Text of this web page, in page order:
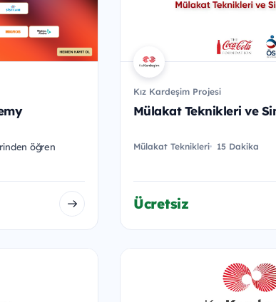
öğren
Kız Kardeşim Projesi
Mülakat Teknikleri ve
Mülakat Teknikleri 15 Dakika
Ücretsiz